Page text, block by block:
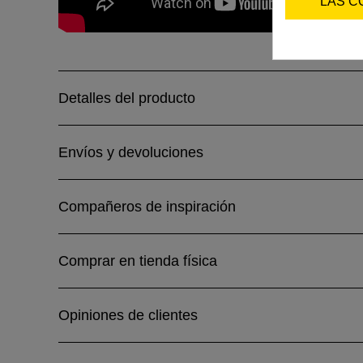
Detalles del producto
Envíos y devoluciones
Compañeros de inspiración
Comprar en tienda física
Opiniones de clientes